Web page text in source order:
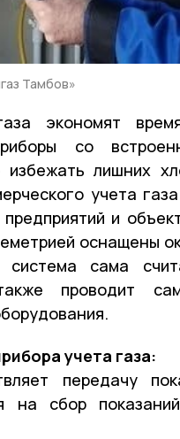
Тамбов»
экономят
со
лишних
учета
и
оснащены
система сама
проводит
учета газа:
передачу
на сбор